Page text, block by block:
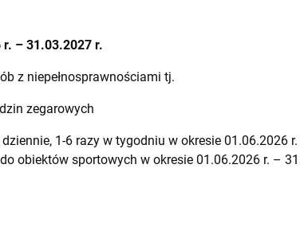
– 31.03.2027 r.
z niepełnosprawnościami tj.
zegarowych
1-6 razy w tygodniu w okresie 01.06.2026
obiektów sportowych w okresie 01.06.2026 r. –